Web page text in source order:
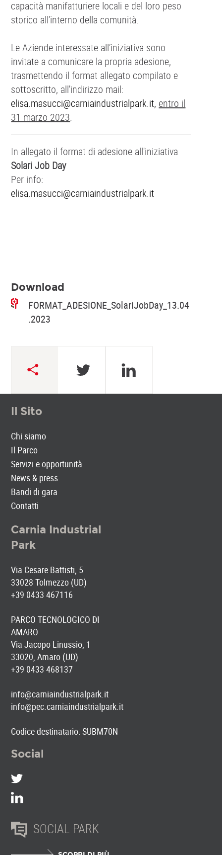
capacità manifatturiere locali e del loro peso
storico all’interno della comunità.
Le Aziende interessate all’iniziativa sono
invitate a comunicare la propria adesione,
trasmettendo il format allegato compilato e
sottoscritto, all'indirizzo mail:
elisa.masucci@carniaindustrialpark.it, entro il
31 marzo 2023.
In allegato il format di adesione all'iniziativa
Solari Job Day
Per info:
elisa.masucci@carniaindustrialpark.it
Download
FORMAT_ADESIONE_SolariJobDay_13.04
.2023
Il Sito
Chi siamo
Il Parco
Servizi e opportunità
News & press
Bandi di gara
Contatti
Carnia Industrial
Park
Via Cesare Battisti, 5
33028 Tolmezzo (UD)
+39 0433 467116
PARCO TECNOLOGICO DI
AMARO
Via Jacopo Linussio, 1
33020, Amaro (UD)
+39 0433 468137
info@carniaindustrialpark.it
info@pec.carniaindustrialpark.it
Codice destinatario: SUBM70N
Social
SOCIAL PARK